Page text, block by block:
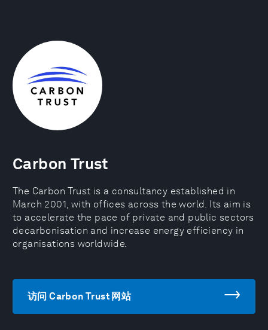
Carbon Trust
The Carbon Trust is a consultancy established in
March 2001, with offices across the world. Its aim is
to accelerate the pace of private and public sectors
decarbonisation and increase energy efficiency in
organisations worldwide.
访问 Carbon Trust 网站